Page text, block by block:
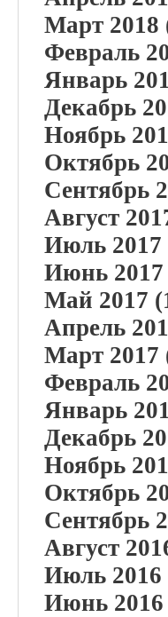
Март 2018
Февраль
Январь
Декабрь
Ноябрь
Октябрь
Сентябрь
Август
Июль 2017
Июнь 2017
Май 2017
Апрель
Март 2017
Февраль
Январь
Декабрь
Ноябрь
Октябрь
Сентябрь
Август
Июль 2016
Июнь 2016